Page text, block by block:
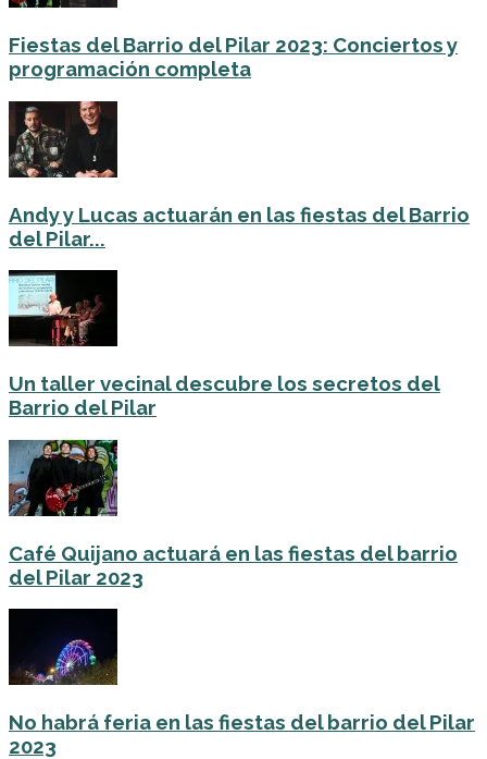
Fiestas del Barrio del Pilar 2023: Conciertos y
programación completa
Andy y Lucas actuarán en las fiestas del Barrio
del Pilar...
Un taller vecinal descubre los secretos del
Barrio del Pilar
Café Quijano actuará en las fiestas del barrio
del Pilar 2023
No habrá feria en las fiestas del barrio del Pilar
2023